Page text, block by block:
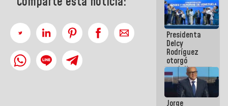
Mayor
Eléctrico
para
abordar
planes de
acción
Presidenta
Delcy
Rodríguez
otorgó
medalla
"Héroe de
Venezuela"
a servidores
Jorge